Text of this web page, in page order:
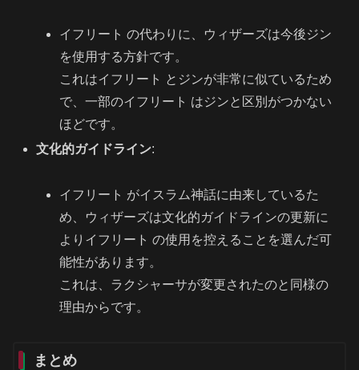
イフリート の代わりに、ウィザーズは今後ジン
を使用する方針です。
これはイフリート とジンが非常に似ているため
で、一部のイフリート はジンと区別がつかない
ほどです。
文化的ガイドライン:
イフリート がイスラム神話に由来しているた
め、ウィザーズは文化的ガイドラインの更新に
よりイフリート の使用を控えることを選んだ可
能性があります。
これは、ラクシャーサが変更されたのと同様の
理由からです。
まとめ